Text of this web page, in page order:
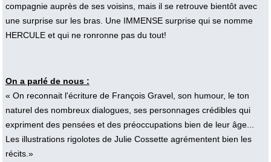
compagnie auprès de ses voisins, mais il se retrouve bientôt avec
une surprise sur les bras. Une IMMENSE surprise qui se nomme
HERCULE et qui ne ronronne pas du tout!
On a parlé de nous :
« On reconnait l'écriture de François Gravel, son humour, le ton
naturel des nombreux dialogues, ses personnages crédibles qui
expriment des pensées et des préoccupations bien de leur âge...
Les illustrations rigolotes de Julie Cossette agrémentent bien les
récits.»